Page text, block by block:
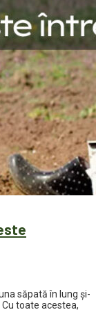
săpată în lung și-
toate acestea,